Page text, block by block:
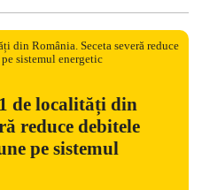
de localități din
reduce debitele
pe sistemul